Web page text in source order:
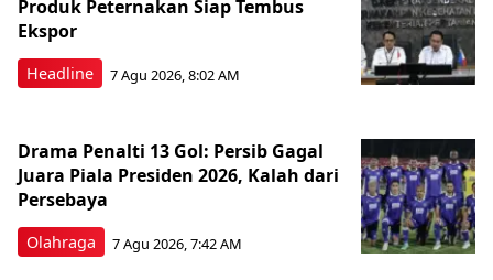
Headline
Produk Peternakan Siap Tembus
Ekspor
7 Agu 2026, 8:02 AM
Olahraga
Drama Penalti 13 Gol: Persib Gagal
Juara Piala Presiden 2026, Kalah dari
Persebaya
7 Agu 2026, 7:42 AM